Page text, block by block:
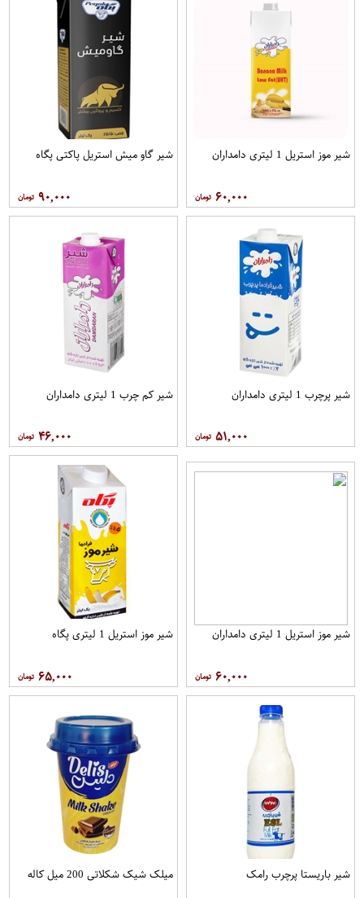
شیر موز استریل 1 لیتری دامداران
۶۰,۰۰۰
شیر گاو میش استریل پاکتی پگاه
۹۰,۰۰۰
شیر پرچرب 1 لیتری دامداران
۵۱,۰۰۰
شیر کم چرب 1 لیتری دامداران
۴۶,۰۰۰
شیر موز استریل 1 لیتری دامداران
۶۰,۰۰۰
شیر موز استریل 1 لیتری پگاه
۶۵,۰۰۰
شیر باریستا پرچرب رامک میلک شیک شکلاتی 200 میل کاله